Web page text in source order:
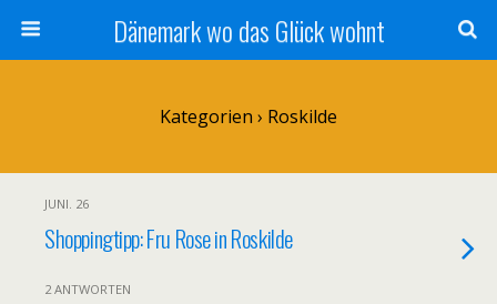
Dänemark wo das Glück wohnt
Kategorien › Roskilde
JUNI. 26
Shoppingtipp: Fru Rose in Roskilde
2 ANTWORTEN